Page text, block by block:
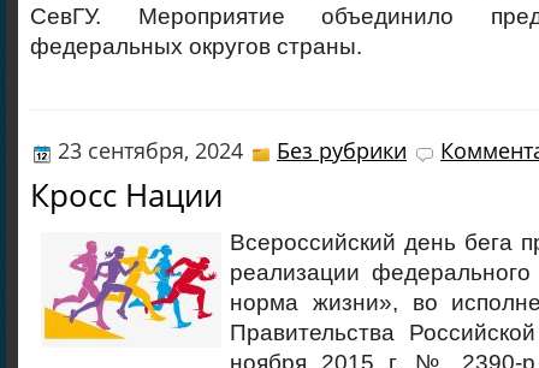
СевГУ. Мероприятие объединило
федеральных округов страны.
23 сентября, 2024 Без рубрики
Кросс Нации
Всероссийский день бега
реализации
норма жизни», во
Правительства
ноября 2015 г. № 2390-р